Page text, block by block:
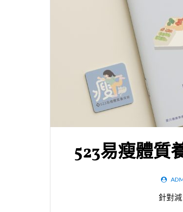
523易瘦體質
針對